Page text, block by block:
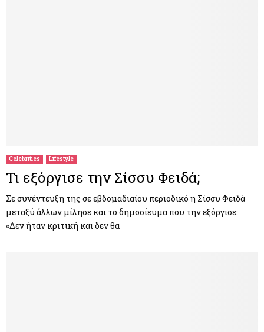
Celebrities Lifestyle
Τι εξόργισε την Σίσσυ Φειδά;
Σε συνέντευξη της σε εβδομαδιαίου περιοδικό η Σίσσυ Φειδά
μεταξύ άλλων μίλησε και το δημοσίευμα που την εξόργισε:
«Δεν ήταν κριτική και δεν θα